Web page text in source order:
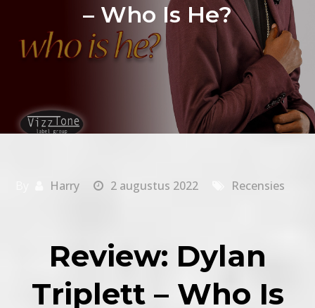
– Who Is He?
Harry 2 augustus 2022 Recensies
Review: Dylan
Triplett – Who Is